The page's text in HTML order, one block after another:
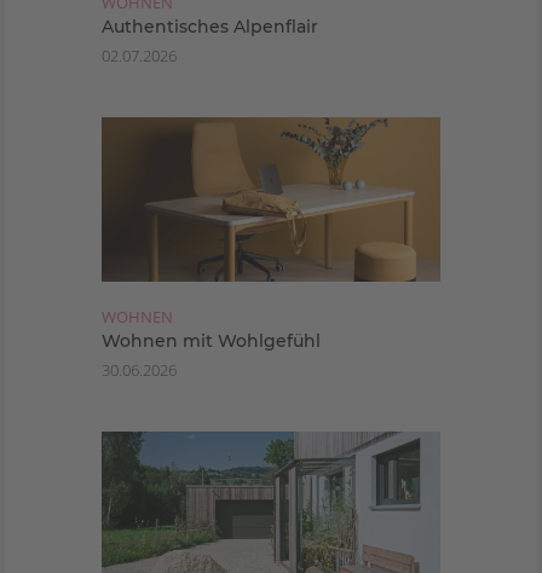
Authentisches Alpenflair
02.07.2026
WOHNEN
Wohnen mit Wohlgefühl
30.06.2026